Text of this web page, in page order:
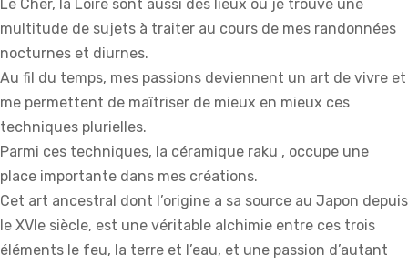
Le Cher, la Loire sont aussi des lieux où je trouve une
multitude de sujets à traiter au cours de mes randonnées
nocturnes et diurnes.
Au fil du temps, mes passions deviennent un art de vivre et
me permettent de maîtriser de mieux en mieux ces
techniques plurielles.
Parmi ces techniques, la céramique raku , occupe une
place importante dans mes créations.
Cet art ancestral dont l’origine a sa source au Japon depuis
le XVIe siècle, est une véritable alchimie entre ces trois
éléments le feu, la terre et l’eau, et une passion d’autant